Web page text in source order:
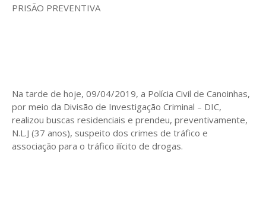
PRISÃO PREVENTIVA
Na tarde de hoje, 09/04/2019, a Polícia Civil de Canoinhas,
por meio da Divisão de Investigação Criminal – DIC,
realizou buscas residenciais e prendeu, preventivamente,
N.L.J (37 anos), suspeito dos crimes de tráfico e
associação para o tráfico ilícito de drogas.